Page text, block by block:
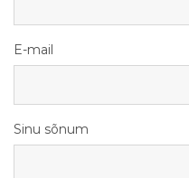
E-mail
Sinu sõnum